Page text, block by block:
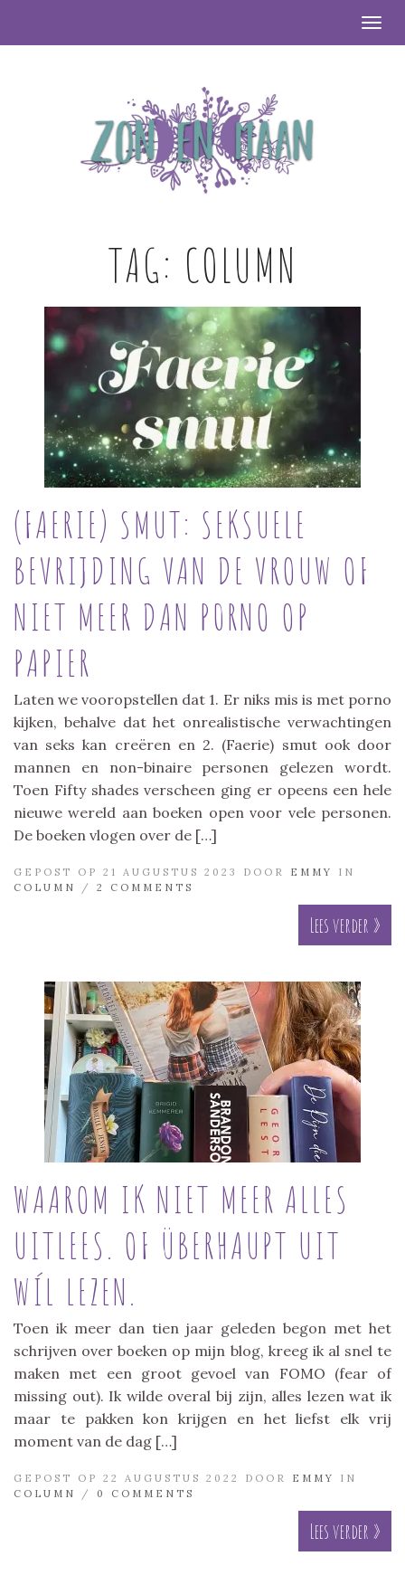
TAG: COLUMN
(FAERIE) SMUT: SEKSUELE
BEVRIJDING VAN DE VROUW OF
NIET MEER DAN P0RNO OP
PAPIER
Laten we vooropstellen dat 1. Er niks mis is met porno
kijken, behalve dat het onrealistische verwachtingen
van seks kan creëren en 2. (Faerie) smut ook door
mannen en non-binaire personen gelezen wordt.
Toen Fifty shades verscheen ging er opeens een hele
nieuwe wereld aan boeken open voor vele personen.
De boeken vlogen over de […]
GEPOST OP 21 AUGUSTUS 2023 DOOR EMMY
IN
COLUMN
/ 2 COMMENTS
Lees verder »
WAAROM IK NIET MEER ALLES
UITLEES. OF ÜBERHAUPT UIT
WÍL LEZEN.
Toen ik meer dan tien jaar geleden begon met het
schrijven over boeken op mijn blog, kreeg ik al snel te
maken met een groot gevoel van FOMO (fear of
missing out). Ik wilde overal bij zijn, alles lezen wat ik
maar te pakken kon krijgen en het liefst elk vrij
moment van de dag […]
GEPOST OP 22 AUGUSTUS 2022 DOOR EMMY
IN
COLUMN
/ 0 COMMENTS
Lees verder »